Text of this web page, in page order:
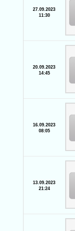
27.09.2023
11:30
20.09.2023
14:45
16.09.2023
08:05
13.09.2023
21:24